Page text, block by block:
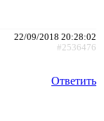
22/09/2018 20:28:02
#2536476
Ответить